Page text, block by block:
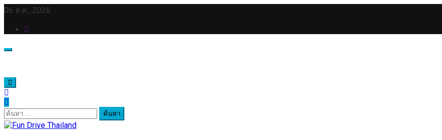
Skip
content
06 ส.ค., 2026
ค้นหา
สำหรับ: